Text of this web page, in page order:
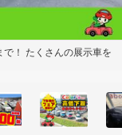
で！ たくさんの展示車を